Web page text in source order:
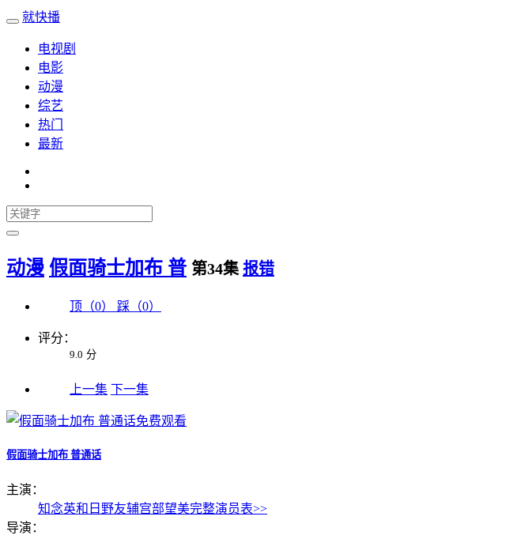
就快播
电视剧
电影
动漫
综艺
热门
最新
动漫 假面骑士加布 普 第34集 报错
顶（0） 踩（0）
评分：
9.0 分
上一集 下一集
假面骑士加布 普通话
主演：
知念英和 日野友辅宫部望美完整演员表>>
导演：